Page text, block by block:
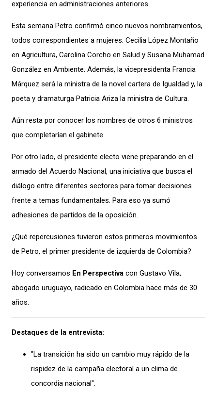
experiencia en administraciones anteriores.
Esta semana Petro confirmó cinco nuevos nombramientos,
todos correspondientes a mujeres. Cecilia López Montaño
en Agricultura, Carolina Corcho en Salud y Susana Muhamad
González en Ambiente. Además, la vicepresidenta Francia
Márquez será la ministra de la novel cartera de Igualdad y, la
poeta y dramaturga Patricia Ariza la ministra de Cultura.
Aún resta por conocer los nombres de otros 6 ministros
que completarían el gabinete.
Por otro lado, el presidente electo viene preparando en el
armado del Acuerdo Nacional, una iniciativa que busca el
diálogo entre diferentes sectores para tomar decisiones
frente a temas fundamentales. Para eso ya sumó
adhesiones de partidos de la oposición.
¿Qué repercusiones tuvieron estos primeros movimientos
de Petro, el primer presidente de izquierda de Colombia?
Hoy conversamos En Perspectiva con Gustavo Vila,
abogado uruguayo, radicado en Colombia hace más de 30
años.
Destaques de la entrevista:
"La transición ha sido un cambio muy rápido de la
rispidez de la campaña electoral a un clima de
concordia nacional".